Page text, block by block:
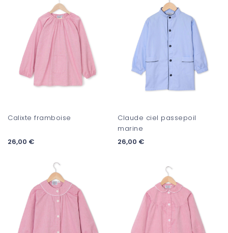
Calixte framboise
26,00 €
Claude ciel passepoil
marine
26,00 €